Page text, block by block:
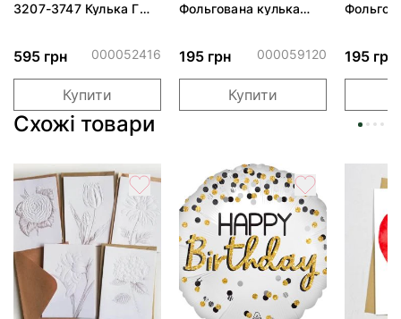
3207-3747 Кулька Г
595 грн 000052416
Купити
Фольгована кулька
195 грн 000059120
Купити
195 грн
Схожі товари